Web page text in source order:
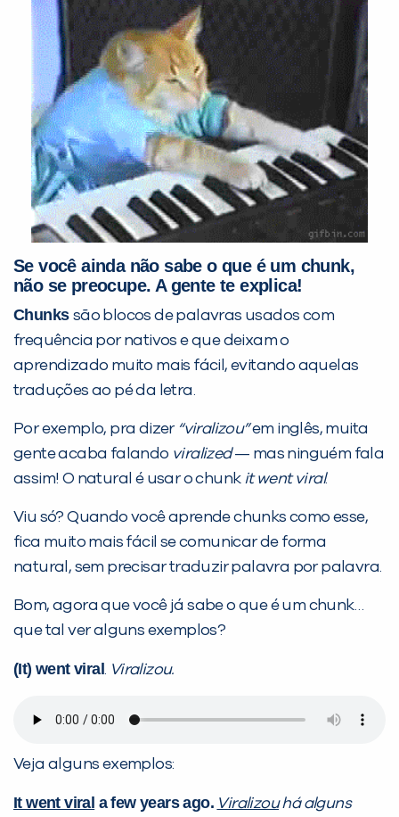
Se você ainda não sabe o que é um chunk,
não se preocupe. A gente te explica!
Chunks são blocos de palavras usados com
frequência por nativos e que deixam o
aprendizado muito mais fácil, evitando aquelas
traduções ao pé da letra.
Por exemplo, pra dizer “viralizou”em inglês, muita
gente acaba falando viralized— mas ninguém fala
assim! O natural é usar o chunk it went viral.
Viu só? Quando você aprende chunks como esse,
fica muito mais fácil se comunicar de forma
natural, sem precisar traduzir palavra por palavra.
Bom, agora que você já sabe o que é um chunk…
que tal ver alguns exemplos?
(It) went viral . Viralizou.
Veja alguns exemplos:
It went viral a few years ago. Viralizouhá alguns
PEÇA UMA DEMONSTRAÇÃO DE MÉTODO
Desculpe!
inFlux nesta cidade ou bairro que
Preencha com seus dados abaixo e
Sim Não